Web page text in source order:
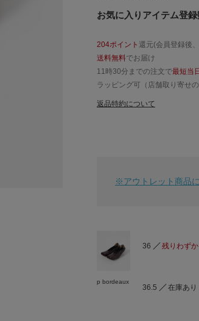
お気に入りアイテム登録
204ポイント 還元(会員登録後
送料無料でお届け
11時30分までの注文で最短当
ラッピング可（店舗取り寄せの
返品特約について
※アウトレット商品
p bordeaux
36 残りわずか
36.5 在庫あり